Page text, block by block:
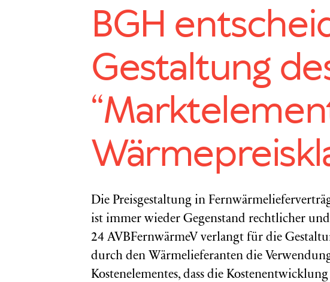
BGH
Gestaltung
Die Preisgestaltung in
ist immer wieder Gegenstand rechtlicher
24 AVBFernwärmeV verlangt für die
durch den Wärmelieferanten die
Kostenelementes, dass die